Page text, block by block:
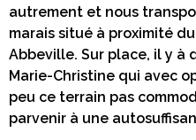
autrement et nous
marais situé à proximité
Abbeville. Sur place, il y à
Marie-Christine qui avec
peu ce terrain pas
parvenir à une